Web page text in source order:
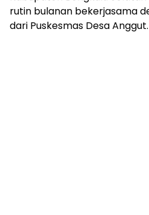
rutin bulanan bekerjasama
dari Puskesmas Desa Anggut.